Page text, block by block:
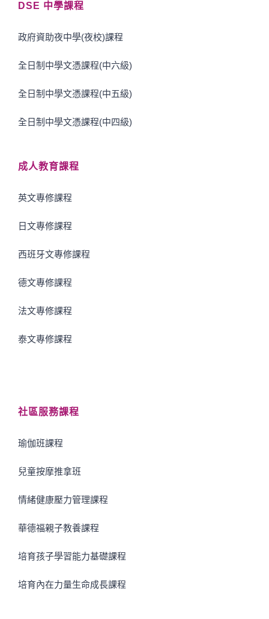
DSE 中學課程
政府資助夜中學(夜校)課程
全日制中學文憑課程(中六級)
全日制中學文憑課程(中五級)
全日制中學文憑課程(中四級)
成人教育課程
英文專修課程
日文專修課程
西班牙文專修課程
德文專修課程
法文專修課程
泰文專修課程
社區服務課程
瑜伽班課程
兒童按摩推拿班
情緒健康壓力管理課程
華德福親子教養課程
培育孩子學習能力基礎課程
培育內在力量生命成長課程